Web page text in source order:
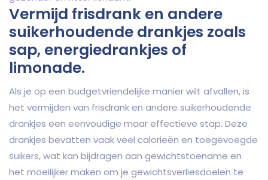
Vermijd frisdrank en andere
suikerhoudende drankjes zoals
sap, energiedrankjes of
limonade.
Als je op een budgetvriendelijke manier wilt afvallen, is
het vermijden van frisdrank en andere suikerhoudende
drankjes een eenvoudige maar effectieve stap. Deze
drankjes bevatten vaak veel calorieën en toegevoegde
suikers, wat kan bijdragen aan gewichtstoename en
het moeilijker maken om je gewichtsverliesdoelen te